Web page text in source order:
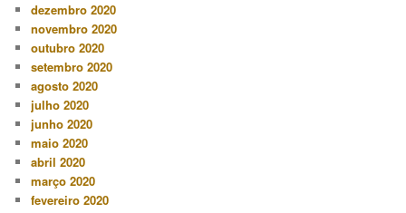
dezembro 2020
novembro 2020
outubro 2020
setembro 2020
agosto 2020
julho 2020
junho 2020
maio 2020
abril 2020
março 2020
fevereiro 2020